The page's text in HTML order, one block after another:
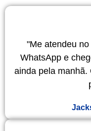
"Me atendeu
WhatsApp e
ainda pela manhã.